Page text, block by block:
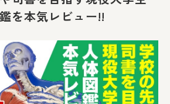
を本気レビュー!!